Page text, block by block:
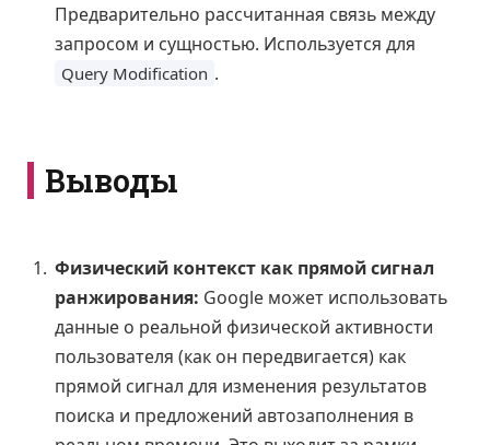
Предварительно рассчитанная связь между
запросом и сущностью. Используется для
Query Modification .
Выводы
Физический контекст как прямой сигнал
ранжирования: Google может использовать
данные о реальной физической активности
пользователя (как он передвигается) как
прямой сигнал для изменения результатов
поиска и предложений автозаполнения в